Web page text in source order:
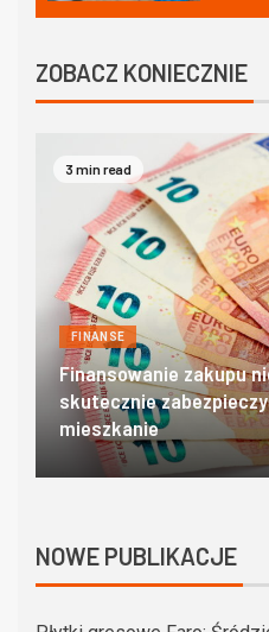
ZOBACZ KONIECZNIE
4 min read
FINANSE
Domki w zakopanem –
najlepszym wydaniu
NOWE PUBLIKACJE